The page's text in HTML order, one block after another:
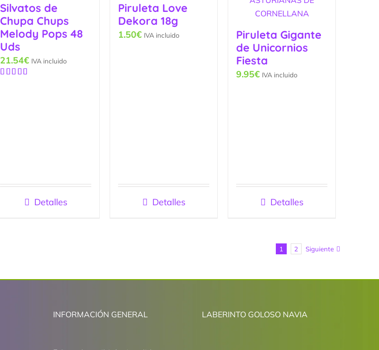
Silvatos de
Chupa Chups
Melody Pops 48
Uds
21.54€ IVA incluido
Detalles
Piruleta Love
Dekora 18g
1.50€ IVA incluido
Detalles
Piruleta Gigante
de Unicornios
Fiesta
9.95€ IVA incluido
Detalles
1 2 Siguiente
INFORMACIÓN GENERAL LABERINTO GOLOSO NAVIA